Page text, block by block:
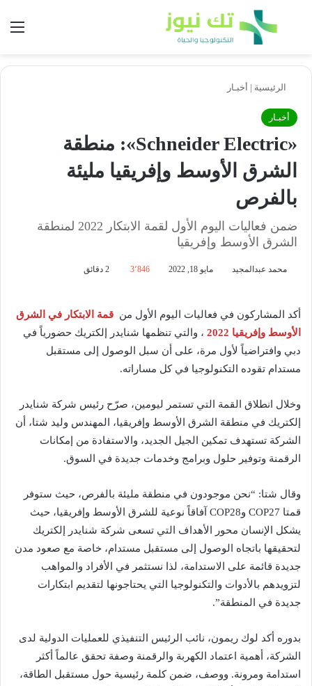
بحث عن
الرئيسية | أخبـار
أخبـار
«Schneider Electric»: منطقة
الشرق الأوسط وإفريقيا مليئة
بالفرص
ضمن فعاليات اليوم الأول لقمة الابتكار 2022 لمنطقة
الشرق الأوسط وإفريقيا
محمد عبدالمجيد مايو 18, 2022 3٬846
أكد المشاركون في فعاليات اليوم الأول من قمة الابتكار في الشرق
الأوسط وإفريقيا 2022
، والتي تنظمها شنايدر إلكتريك حضورياً في
دبي وافتراضياً لأول مرة، على أن سبل الوصول إلى مستقبل
مستدام تقوده التكنولوجيا في كل مساراته.
وخلال انطلاق القمة التي تستمر ليومين، صرّح رئيس شركة شنايدر
إلكتريك في منطقة الشرق الأوسط وإفريقيا، المهندس وليد شتا، أن
الشركة تستهدف تمكين الجيل الجديد، والاستفادة من إمكانات
الرقمنة وتوفير حلول وبرامج وخدمات جديدة في السوق.
وقال شتا: “نحن موجودون في منطقة مليئة بالفرص، حيث ستوفر
قمتا COP27 وCOP28 آفاقاً نوعية للشرق الأوسط وإفريقيا، حيث
يشكل الإنسان محور الأهداف التي تسعى شركة شنايدر إلكتريك
لتحقيقها باتجاه الوصول إلى مستقبل مستدام، خاصة مع صعود مدن
جديدة قائمة على الاستدامة، لذا نستثمر في الأفراد والمواهب
لتزويدهم بالأدوات والتكنولوجيا التي يحتاجونها لتقديم ابتكارات
جديدة في المنطقة”.
بدوره أكد لوك ريمون، نائب الرئيس التنفيذي للعمليات الدولية لدى
الشركة، أهمية اعتماد الكهربة والرقمنة وصفة تحقق عالماً أكثر
استدامة ومرونة. ووصف، ضمن كلمة رئيسية حول مستقبل الطاقة،